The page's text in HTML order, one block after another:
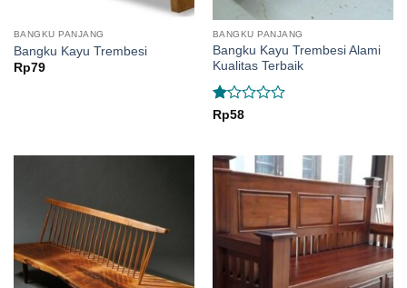
BANGKU PANJANG
Bangku Kayu Trembesi
Rp79
BANGKU PANJANG
Bangku Kayu Trembesi Alami
Kualitas Terbaik
Rated
of
5
Rp58